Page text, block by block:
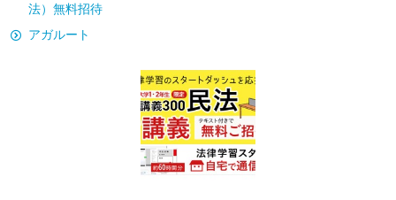
法）無料招待
アガルート